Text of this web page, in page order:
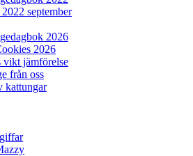
september
2026
2026
vikt jämförelse
från oss
kattungar